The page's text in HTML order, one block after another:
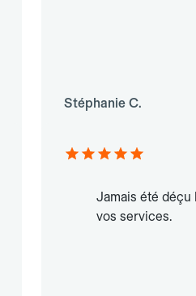
Stéphanie C.
Jamais été
vos services.